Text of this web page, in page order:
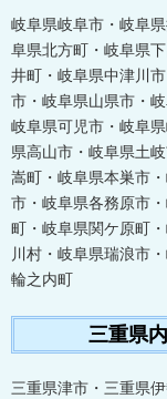
岐阜県岐阜市・岐阜
阜県北方町・岐阜県
井町・岐阜県中津川
市・岐阜県山県市・
岐阜県可児市・岐阜
県高山市・岐阜県土
嵩町・岐阜県本巣市
市・岐阜県各務原市
町・岐阜県関ケ原町
川村・岐阜県瑞浪市
輪之内町
三重県
三重県津市・三重県